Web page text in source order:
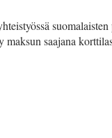
saajana